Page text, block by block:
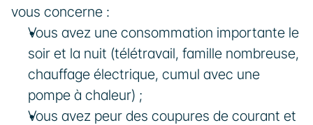
vous concerne :
Vous avez une consommation importante le
soir et la nuit (télétravail, famille nombreuse,
chauffage électrique, cumul avec une
pompe à chaleur) ;
Vous avez peur des coupures de courant et